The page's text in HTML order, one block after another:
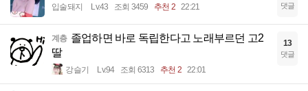
입술돼지 Lv.43 조회 3459 추천 2 22:21 댓글
계층 졸업하면 바로 독립한다고 노래부르던 고2
딸
강슬기 Lv.94 조회 6313 추천 2 22:01
13
댓글